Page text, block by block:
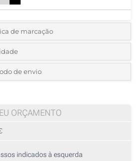
de marcação
e as cores do logotipo:
de envio
ORÇAMENTO
indicados à esquerda